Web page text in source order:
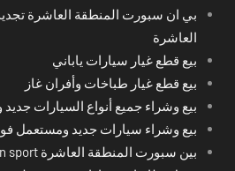
بي ان سبورت المنطقة العاشرة
العاشرة
بيع قطع غيار سيارات ياباني
بيع قطع غيار طباخات وأفران غاز
بيع وشراء جميع أنواع السيارات
بيع وشراء سيارات جديد ومستعمل
بين سبورت المنطقة العاشرة Bein sport في الكويت